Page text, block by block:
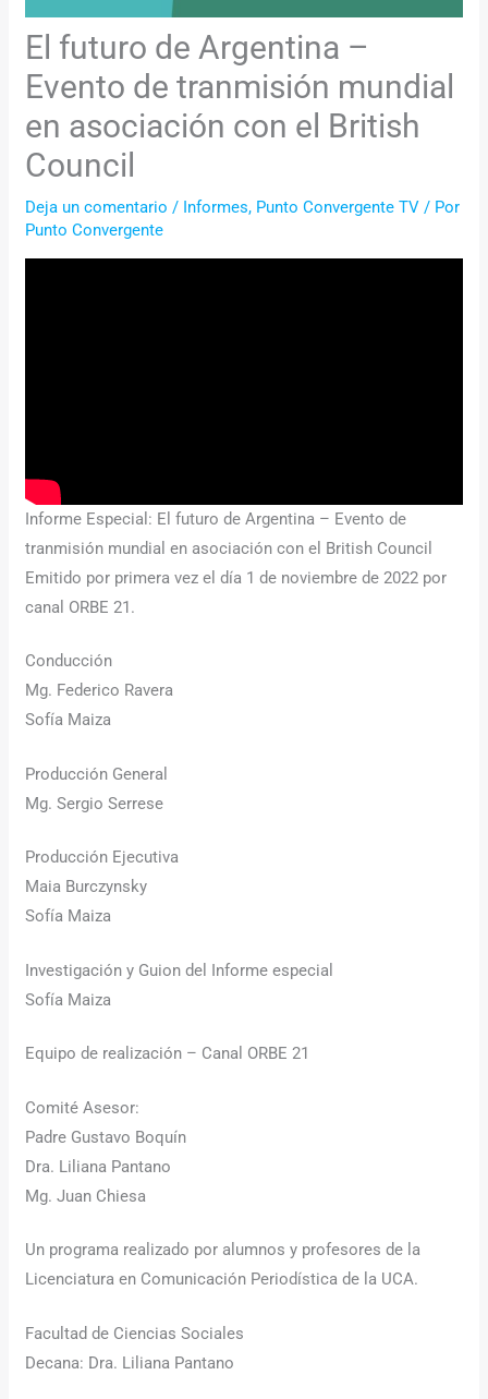
El futuro de Argentina –
Evento de tranmisión mundial
en asociación con el British
Council
Deja un comentario / Informes, Punto Convergente TV / Por
Punto Convergente
Informe Especial: El futuro de Argentina – Evento de
tranmisión mundial en asociación con el British Council
Emitido por primera vez el día 1 de noviembre de 2022 por
canal ORBE 21.
Conducción
Mg. Federico Ravera
Sofía Maiza
Producción General
Mg. Sergio Serrese
Producción Ejecutiva
Maia Burczynsky
Sofía Maiza
Investigación y Guion del Informe especial
Sofía Maiza
Equipo de realización – Canal ORBE 21
Comité Asesor:
Padre Gustavo Boquín
Dra. Liliana Pantano
Mg. Juan Chiesa
Un programa realizado por alumnos y profesores de la
Licenciatura en Comunicación Periodística de la UCA.
Facultad de Ciencias Sociales
Decana: Dra. Liliana Pantano